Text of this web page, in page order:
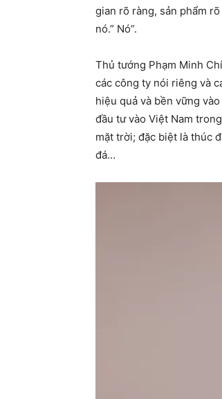
gian rõ ràng, sản phẩm
nó.” Nó”.
Thủ tướng Phạm Minh
các công ty nói riêng và
hiệu quả và bền vững
đầu tư vào Việt Nam
mặt trời; đặc biệt là thúc
đá…